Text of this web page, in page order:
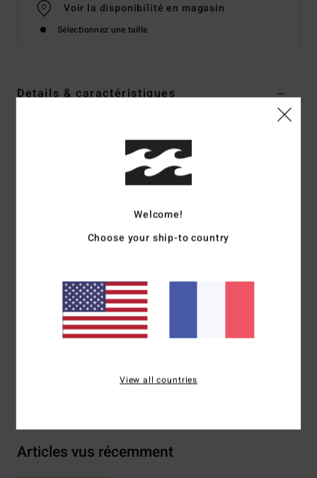
Voir la disponibilité en magasin
Sélectionnez une taille
Details & caractéristiques
Code couleur
molleton gratté
Hoodie coupe courte
Composition[Matière principale] 55% coton, 25% coton
recyclé, 20% polyester recyclé
Traçabilité du produit (Loi Agec)
Articles vus récemment
Welcome!
Choose your ship-to country
View all countries